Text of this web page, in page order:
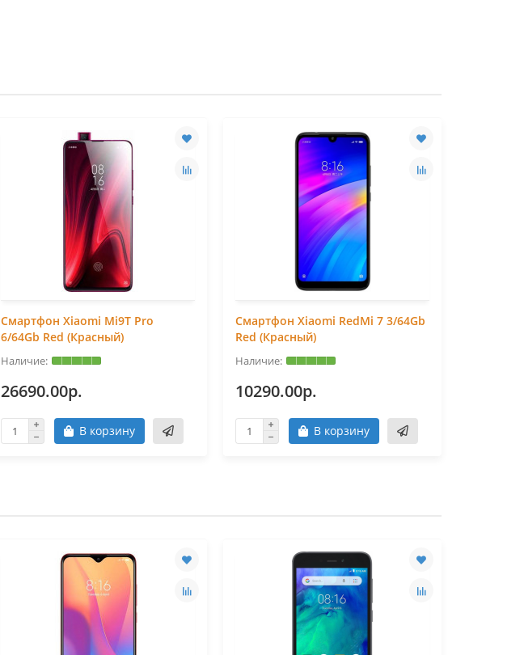
Смартфон Xiaomi Mi9T Pro
6/64Gb Red (Красный)
26690.00р.
В корзину
Смартфон Xiaomi RedMi 7 3/64Gb
Red (Красный)
10290.00р.
В корзину